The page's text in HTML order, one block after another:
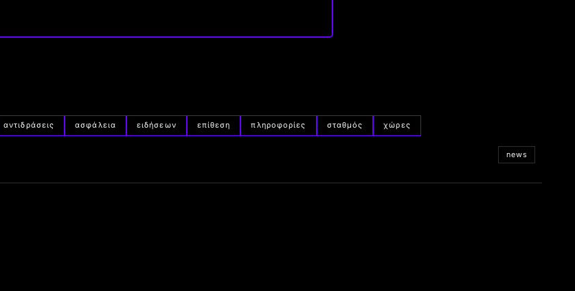
αντιδράσεις ασφάλεια ειδήσεων επίθεση πληροφορίες σταθμός χώρες
news